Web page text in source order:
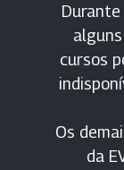
cursos
Os
da